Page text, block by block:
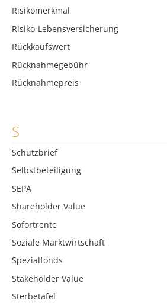
Risikomerkmal
Risiko-Lebensversicherung
Rückkaufswert
Rücknahmegebühr
Rücknahmepreis
S
Schutzbrief
Selbstbeteiligung
SEPA
Shareholder Value
Sofortrente
Soziale Marktwirtschaft
Spezialfonds
Stakeholder Value
Sterbetafel